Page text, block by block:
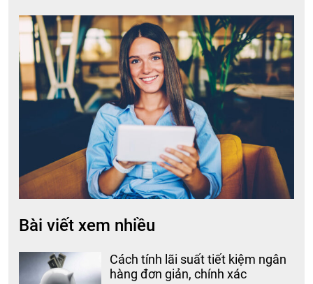
Bài viết xem nhiều
Cách tính lãi suất tiết kiệm ngân
hàng đơn giản, chính xác